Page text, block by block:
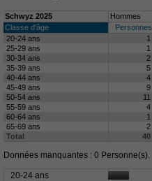
Schwyz 2025 Hommes
Classe d'âge
Personnes
20-24 ans
1
25-29 ans
1
30-34 ans
2
35-39 ans
5
40-44 ans
4
45-49 ans
9
50-54 ans
11
55-59 ans
4
60-64 ans
1
65-69 ans
2
Total
40
Données manquantes : 0 Personne(s).
20-24 ans